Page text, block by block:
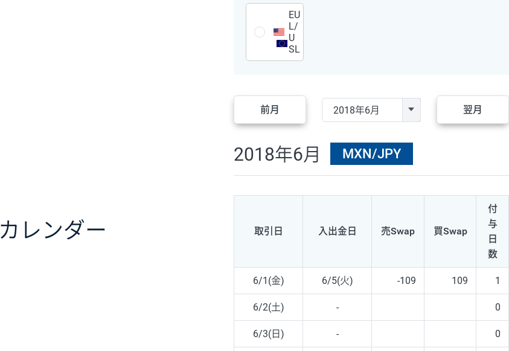
カレンダー
EU
L/
U
SL
前月 翌月
2018年6月 MXN/JPY
取引日 入出金日 売Swap 買Swap
付
与
日
数
6/1(金) 6/5(火) -109 109 1
6/2(土) - 0
6/3(日) - 0